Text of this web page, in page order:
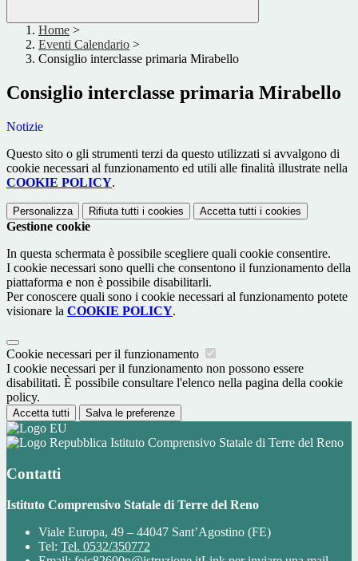
Home >
Eventi Calendario >
Consiglio interclasse primaria Mirabello
Consiglio interclasse primaria Mirabello
Notizie
Questo sito o gli strumenti terzi da questo utilizzati si avvalgono di
cookie necessari al funzionamento ed utili alle finalità illustrate nella
COOKIE POLICY.
Personalizza Rifiuta tutti i cookies Accetta tutti i cookies
Gestione cookie
In questa schermata è possibile scegliere quali cookie consentire.
I cookie necessari sono quelli che consentono il funzionamento della
piattaforma e non è possibile disabilitarli.
Per conoscere quali sono i cookie necessari al funzionamento potete
visionare la COOKIE POLICY.
Cookie necessari per il funzionamento
I cookie necessari per il funzionamento non possono essere
disabilitati. È possibile consultare l'elenco nella pagina della cookie
policy.
Accetta tutti Salva le preferenze
Istituto Comprensivo Statale di Terre del Reno
Contatti
Istituto Comprensivo Statale di Terre del Reno
Viale Europa, 49 – 44047 Sant’Agostino (FE)
Tel: Tel. 0532/350772